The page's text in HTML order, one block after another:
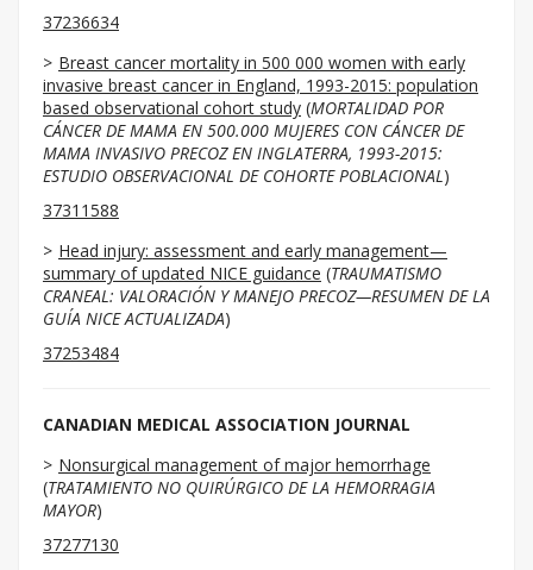
37236634
Breast cancer mortality in 500 000 women with early
invasive breast cancer in England, 1993-2015: population
based observational cohort study (MORTALIDAD POR
CÁNCER DE MAMA EN 500.000 MUJERES CON CÁNCER DE
MAMA INVASIVO PRECOZ EN INGLATERRA, 1993-2015:
ESTUDIO OBSERVACIONAL DE COHORTE POBLACIONAL)
37311588
Head injury: assessment and early management—
summary of updated NICE guidance (TRAUMATISMO
CRANEAL: VALORACIÓN Y MANEJO PRECOZ—RESUMEN DE LA
GUÍA NICE ACTUALIZADA)
37253484
CANADIAN MEDICAL ASSOCIATION JOURNAL
Nonsurgical management of major hemorrhage
(TRATAMIENTO NO QUIRÚRGICO DE LA HEMORRAGIA
MAYOR)
37277130